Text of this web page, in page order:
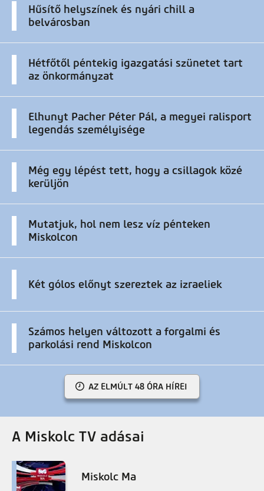
Hűsítő helyszínek és nyári chill a
belvárosban
Hétfőtől péntekig igazgatási szünetet tart
az önkormányzat
Elhunyt Pacher Péter Pál, a megyei ralisport
legendás személyisége
Még egy lépést tett, hogy a csillagok közé
kerüljön
Mutatjuk, hol nem lesz víz pénteken
Miskolcon
Két gólos előnyt szereztek az izraeliek
Számos helyen változott a forgalmi és
parkolási rend Miskolcon
AZ ELMÚLT 48 ÓRA HÍREI
A Miskolc TV adásai
Miskolc Ma